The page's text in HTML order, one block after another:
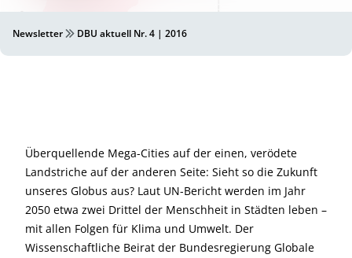
Newsletter DBU aktuell Nr. 4 | 2016
Überquellende Mega-Cities auf der einen, verödete
Landstriche auf der anderen Seite: Sieht so die Zukunft
unseres Globus aus? Laut UN-Bericht werden im Jahr
2050 etwa zwei Drittel der Menschheit in Städten leben –
mit allen Folgen für Klima und Umwelt. Der
Wissenschaftliche Beirat der Bundesregierung Globale